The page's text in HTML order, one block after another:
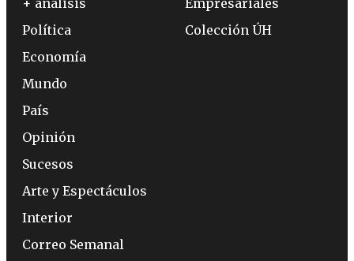
Política
Economía
Mundo
País
Opinión
Sucesos
Arte y Espectáculos
Interior
Correo Semanal
Colección ÚH